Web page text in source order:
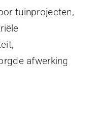
tuinprojecten,
afwerking